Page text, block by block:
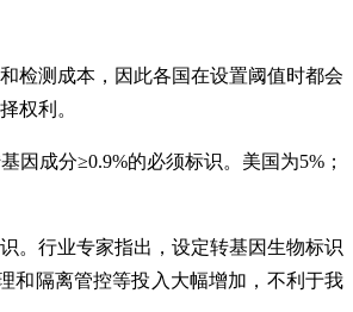
检测成本，因此各国在设置阈值时都会
权利。
成分≥0.9%的必须标识。美国为5%；
。行业专家指出，设定转基因生物标识
和隔离管控等投入大幅增加，不利于我